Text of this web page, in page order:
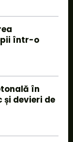
într-o
în
devieri de